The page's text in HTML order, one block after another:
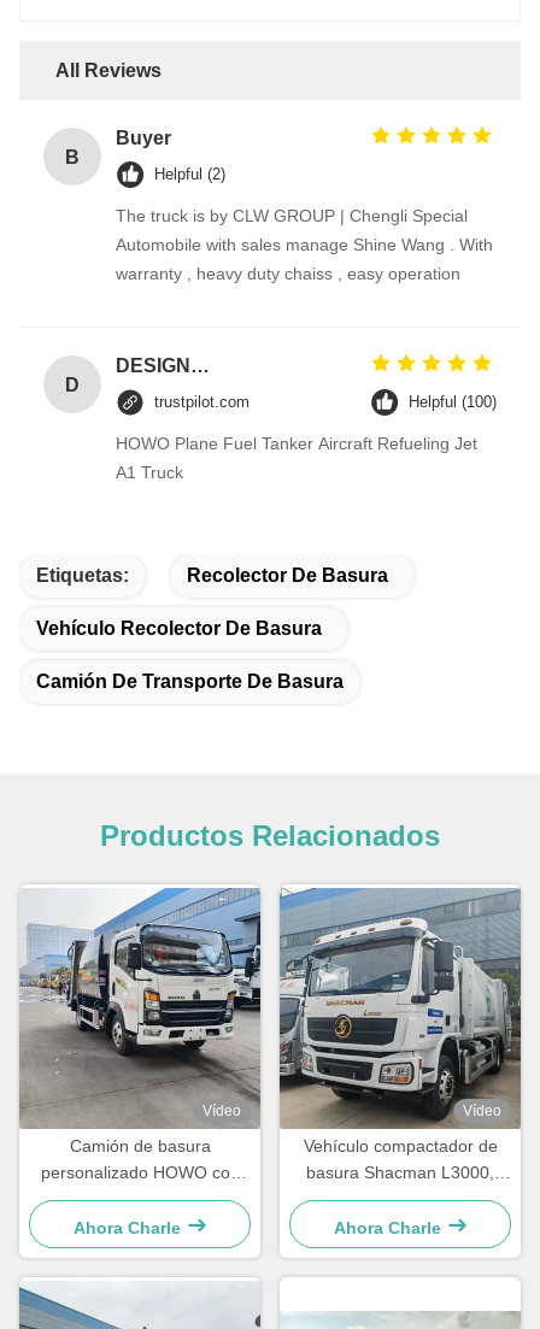
All Reviews
B
Buyer
Helpful (2)
The truck is by CLW GROUP | Chengli Special
Automobile with sales manage Shine Wang . With
warranty , heavy duty chaiss , easy operation
D
DESIGNER CODE
trustpilot.com Helpful (100)
HOWO Plane Fuel Tanker Aircraft Refueling Jet
A1 Truck
Etiquetas: Recolector De Basura
Vehículo Recolector De Basura
Camión De Transporte De Basura
Productos Relacionados
Vídeo
Camión de basura
personalizado HOWO con
compresor para la
eliminación de residuos
comprimidos
Ahora Charle
Vídeo
Vehículo compactador de
basura Shacman L3000,
camión recolector de basura
de 16 m³ con 260 CV
Ahora Charle